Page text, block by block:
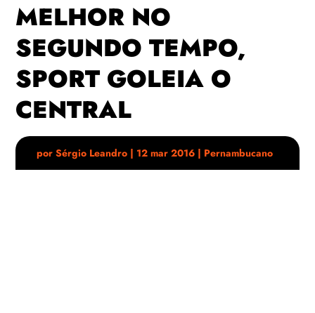
MELHOR NO
SEGUNDO TEMPO,
SPORT GOLEIA O
CENTRAL
porSérgio Leandro | 12 mar 2016 | Pernambucano